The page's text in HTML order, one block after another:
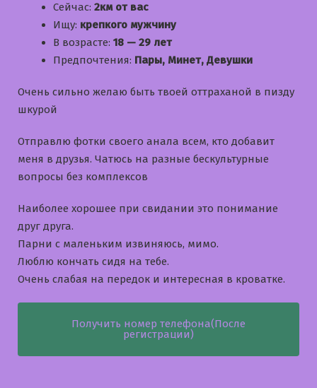
Сейчас: 2км от вас
Ищу: крепкого мужчину
В возрасте: 18 — 29 лет
Предпочтения: Пары, Минет, Девушки
Очень сильно желаю быть твоей оттраханой в пизду
шкурой
Отправлю фотки своего анала всем, кто добавит
меня в друзья. Чатюсь на разные бескультурные
вопросы без комплексов
Наиболее хорошее при свидании это понимание
друг друга.
Парни с маленьким извиняюсь, мимо.
Люблю кончать сидя на тебе.
Очень слабая на передок и интересная в кроватке.
Получить номер телефона(После
регистрации)